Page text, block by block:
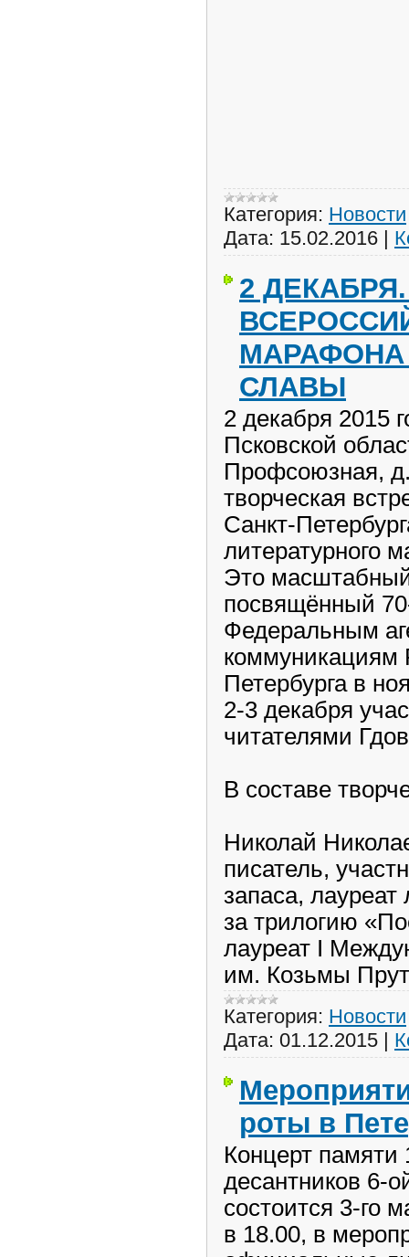
Категория: Новости
Дата: 15.02.2016 |
2
СЛАВЫ
2 декабря 2015
Псковской
Профсоюзная,
творческая
Санкт-
литературного
Это масштабный
посвящённый
Федеральным
коммуникациям
Петербурга в
2-3 декабря
читателями
В составе
Николай
писатель,
запаса,
за трилогию
лауреат I
им. Козьмы
Категория: Новости
Дата: 01.12.2015 |
роты в
Концерт памяти
десантников 6-
состоится 3-го
в 18.00, в